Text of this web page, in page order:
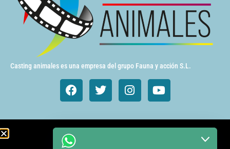
Casting animales es una empresa del grupo Fauna y acción S.L.
Animales de cine y TV